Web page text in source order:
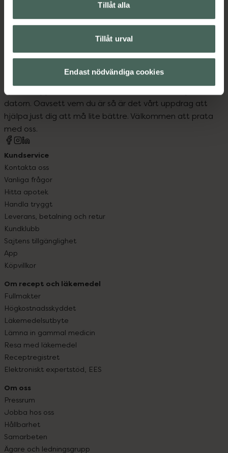
Tillåt alla
Tillåt urval
Endast nödvändiga cookies
Vitaminer och mineraler
Kronans Apotek finns här för dig. Du hittar oss från Skåne i
syd till Lappland i norr, och online i mobilen och på
datorn. Oavsett vem du är så är det vårt uppdrag att
hjälpa just dig att må lite bättre. Välkommen att prata
med oss.
Kundservice
Kontakta oss
Vanliga frågor
Hitta apotek
Handla tryggt
Leverans, betalning och retur
Kundklubb
Sajtens tillgänglighet
App
Köpvillkor
Om recept och läkemedel
Fullmakter
Högkostnadsskyddet
Läkemedelsutbyte
Lämna in gammal medicin
Resa med läkemedel
Receptregistret
Elektroniskt expertstöd, EES
Om oss
Pressrum
Jobba hos oss
Hållbarhet
Samarbeten
Ägare och ledningsgrupp